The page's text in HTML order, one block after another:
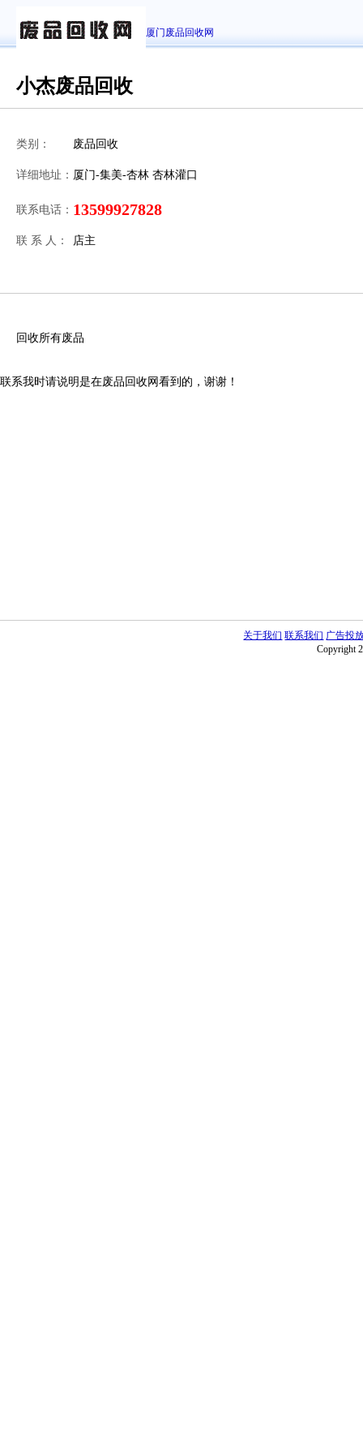
厦门废品回收网
小杰废品回收
类别： 废品回收
详细地址： 厦门-集美-杏林 杏林灌口
联系电话： 13599927828
联 系 人： 店主
回收所有废品
联系我时请说明是在废品回收网看到的，谢谢！
关于我们 联系我们 广告投
Copyright